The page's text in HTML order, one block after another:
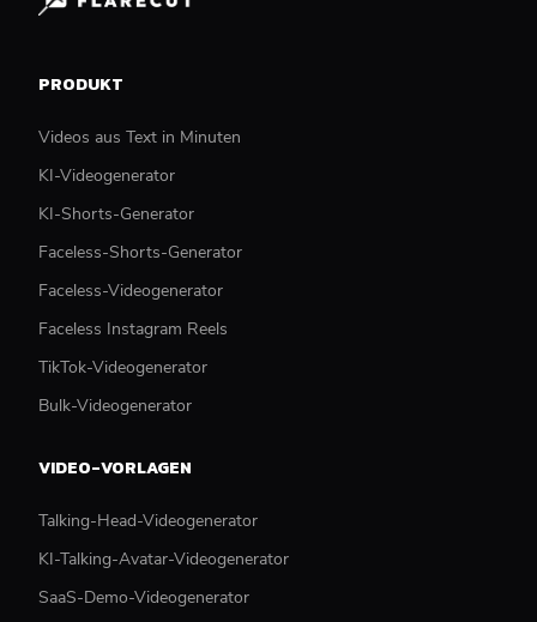
PRODUKT
Videos aus Text in Minuten
KI-Videogenerator
KI-Shorts-Generator
Faceless-Shorts-Generator
Faceless-Videogenerator
Faceless Instagram Reels
TikTok-Videogenerator
Bulk-Videogenerator
VIDEO-VORLAGEN
Talking-Head-Videogenerator
KI-Talking-Avatar-Videogenerator
SaaS-Demo-Videogenerator